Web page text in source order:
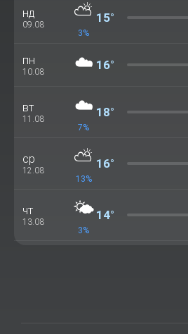
нд
09.08
⛅
3%
15°
пн
10.08 ☁️ 16°
вт
11.08
☁️
7%
18°
ср
12.08
⛅
13%
16°
чт
13.08
🌤️
3%
14°